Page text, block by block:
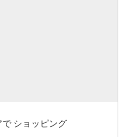
で ショッピング